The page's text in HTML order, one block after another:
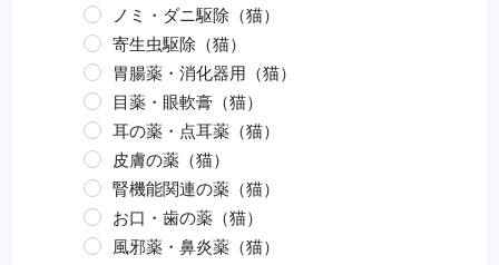
ノミ・ダニ駆除（猫）
寄生虫駆除（猫）
胃腸薬・消化器用（猫）
目薬・眼軟膏（猫）
耳の薬・点耳薬（猫）
皮膚の薬（猫）
腎機能関連の薬（猫）
お口・歯の薬（猫）
風邪薬・鼻炎薬（猫）